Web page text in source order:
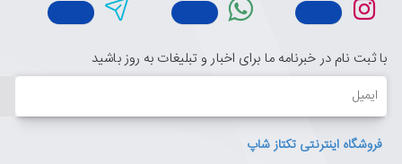
با ثبت نام در خبرنامه ما برای اخبار و تبلیغات به روز باشید
ایمیل
فروشگاه اینترنتی تکتاز شاپ